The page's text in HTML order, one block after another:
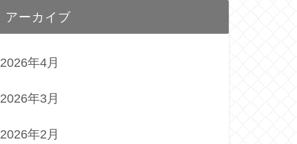
アーカイブ
2026年4月
2026年3月
2026年2月